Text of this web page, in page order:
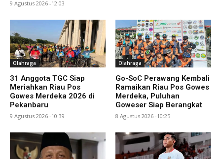
9 Agustus 2026 -12:03
Olahraga
31 Anggota TGC Siap
Meriahkan Riau Pos
Gowes Merdeka 2026 di
Pekanbaru
9 Agustus 2026 -10:39
Olahraga
Go-SoC Perawang Kembali
Ramaikan Riau Pos Gowes
Merdeka, Puluhan
Goweser Siap Berangkat
8 Agustus 2026 -10:25